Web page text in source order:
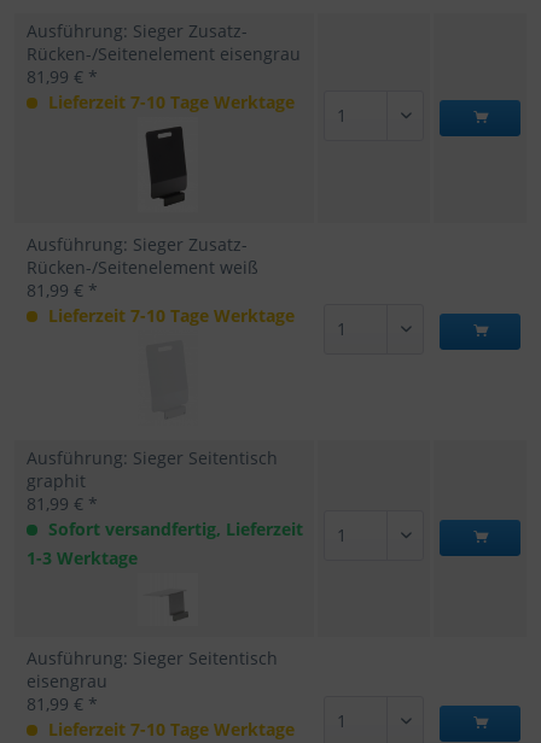
Ausführung: Sieger Zusatz-
Rücken-/Seitenelement eisengrau
81,99 € *
Lieferzeit 7-10 Tage Werktage
Ausführung: Sieger Zusatz-
Rücken-/Seitenelement weiß
81,99 € *
Lieferzeit 7-10 Tage Werktage
Ausführung: Sieger Seitentisch
graphit
81,99 € *
Sofort versandfertig, Lieferzeit
1-3 Werktage
Ausführung: Sieger Seitentisch
eisengrau
81,99 € *
Lieferzeit 7-10 Tage Werktage